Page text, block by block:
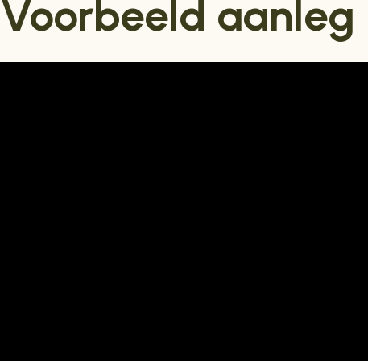
Voorbeeld